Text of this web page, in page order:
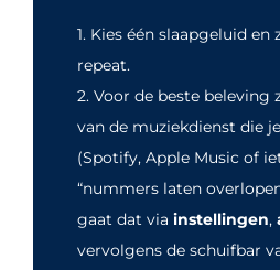
1. Kies één slaapgeluid
repeat.
2. Voor de beste beleving
van de muziekdienst die
(Spotify, Apple Music of
“nummers laten
gaat dat via instellingen,
vervolgens de schuifbar